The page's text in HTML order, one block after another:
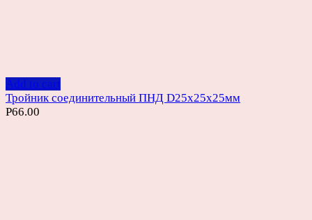
Add to cart
Тройник соединительный ПНД D25х25х25мм
Р66.00